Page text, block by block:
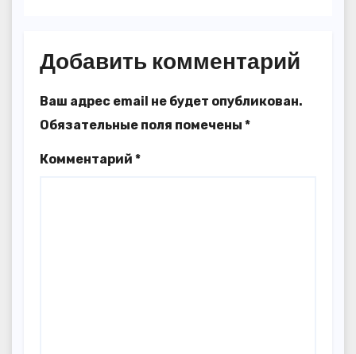
Добавить комментарий
Ваш адрес email не будет опубликован.
Обязательные поля помечены *
Комментарий *